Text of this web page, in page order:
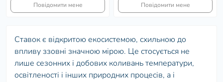
Повідомити мене Повідомити мене
Ставок є відкритою екосистемою, схильною до
впливу ззовні значною мірою. Це стосується не
лише сезонних і добових коливань температури,
освітленості і інших природних процесів, а і